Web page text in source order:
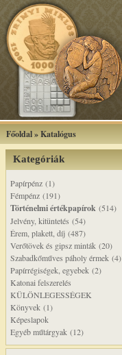
Főoldal»Katalógus
Kategóriák
Papírpénz (1)
Fémpénz (191)
Történelmi értékpapírok (514)
Jelvény, kitüntetés (54)
Érem, plakett, díj (487)
Verőtövek és gipsz minták (20)
Szabadkőműves páholy érmek (4)
Papírrégiségek, egyebek (2)
Katonai felszerelés
KÜLÖNLEGESSÉGEK
Könyvek (1)
Képeslapok
Egyéb műtárgyak (12)